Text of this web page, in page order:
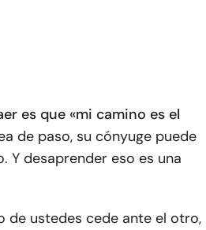
es que «mi camino es el
de paso, su cónyuge puede
Y desaprender eso es una
de ustedes cede ante el otro,